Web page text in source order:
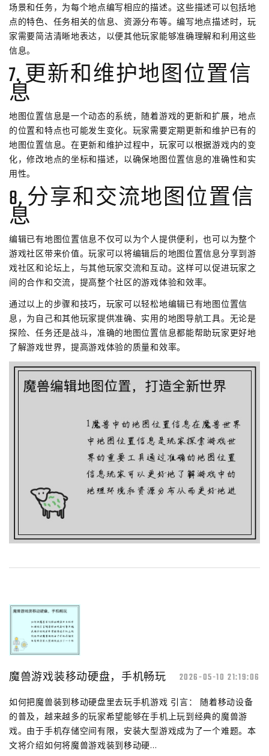
场景和任务，为每个地点编写相应的描述。这些描述可以包括地
点的特色、任务相关的信息、资源分布等。编写地点描述时，玩
家需要简洁清晰地表达，以便其他玩家能够准确理解和利用这些
信息。
7. 更新和维护地图位置信
息
地图位置信息是一个动态的系统，随着游戏的更新和扩展，地点
的位置和特点也可能发生变化。玩家需要定期更新和维护已有的
地图位置信息。在更新和维护过程中，玩家可以根据游戏内的变
化，修改地点的坐标和描述，以确保地图位置信息的准确性和实
用性。
8. 分享和交流地图位置信
息
编辑已有地图位置信息不仅可以为个人提供便利，也可以为整个
游戏社区带来价值。玩家可以将编辑后的地图位置信息分享到游
戏社区和论坛上，与其他玩家交流和互动。这样可以促进玩家之
间的合作和交流，提高整个社区的游戏体验和效率。
通过以上的步骤和技巧，玩家可以轻松地编辑已有地图位置信
息，为自己和其他玩家提供准确、实用的地图导航工具。无论是
探险、任务还是战斗，准确的地图位置信息都能帮助玩家更好地
了解游戏世界，提高游戏体验的质量和效率。
魔兽游戏装移动硬盘，手机畅玩 2026-05-10 21:19:06
如何把魔兽装到移动硬盘里去玩手机游戏 引言： 随着移动设备
的普及，越来越多的玩家希望能够在手机上玩到经典的魔兽游
戏。由于手机存储空间有限，安装大型游戏成为了一个难题。本
文将介绍如何将魔兽游戏装到移动硬...